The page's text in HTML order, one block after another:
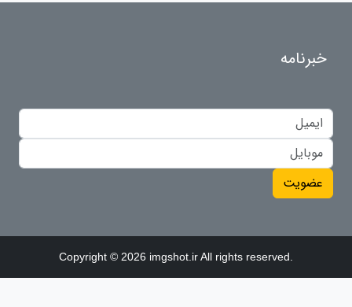
خبرنامه
عضویت
Copyright © 2026 imgshot.ir All rights reserved.